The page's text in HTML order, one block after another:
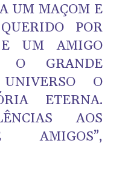
UM MAÇOM E
POR
UM AMIGO
O GRANDE
O
ETERNA.
AOS
AMIGOS”,